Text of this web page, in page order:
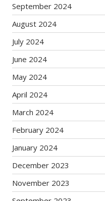
September 2024
August 2024
July 2024
June 2024
May 2024
April 2024
March 2024
February 2024
January 2024
December 2023
November 2023